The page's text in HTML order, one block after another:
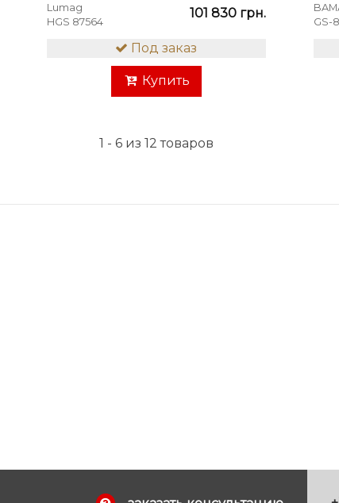
Lumag
HGS 87564
101 830 грн.
Под заказ
Купить
GS-
1 - 6 из 12 товаров